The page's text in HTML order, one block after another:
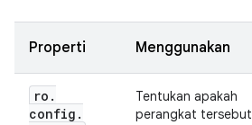
Properti Menggunakan
ro .
config .
Tentukan apakah
perangkat tersebut